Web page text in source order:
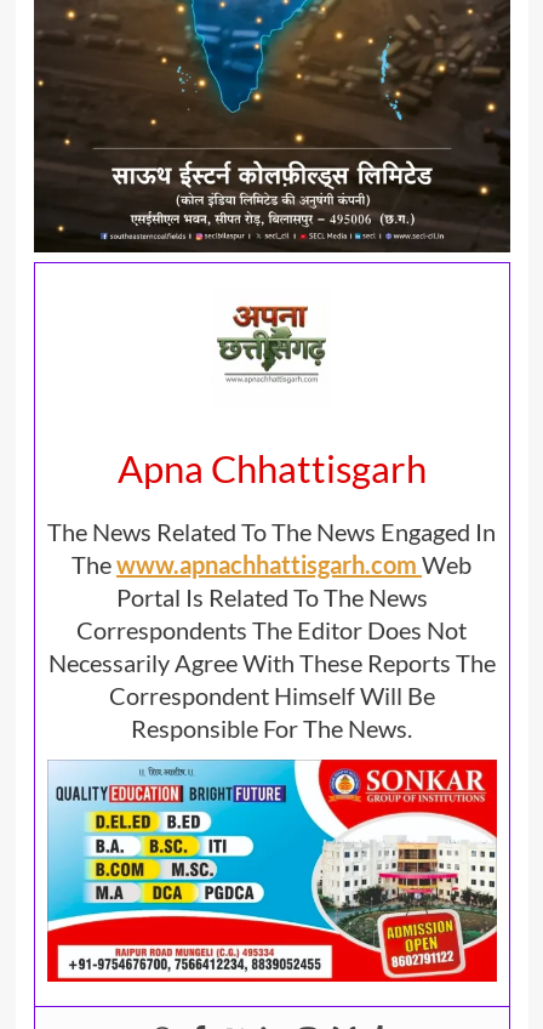
Apna Chhattisgarh
The News Related To The News Engaged In
Thewww.apnachhattisgarh.com Web
Portal Is Related To The News
Correspondents The Editor Does Not
Necessarily Agree With These Reports The
Correspondent Himself Will Be
Responsible For The News.